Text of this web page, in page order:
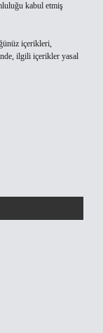
kabul etmiş
içerikleri,
ilgili içerikler yasal